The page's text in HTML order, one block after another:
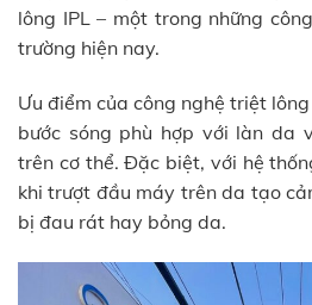
lông IPL – một trong những
trường hiện nay.
Ưu điểm của công nghệ triệt
bước sóng phù hợp với làn da
trên cơ thể. Đặc biệt, với hệ
khi trượt đầu máy trên da tạo
bị đau rát hay bỏng da.